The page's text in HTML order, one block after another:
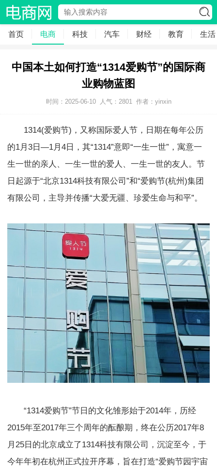
首页 电商 科技 汽车 财经 教育 生活
中国本土如何打造“1314爱购节”的国际商
业购物蓝图
时间：2025-06-10 人气： 2801 作者：yinxin
1314(爱购节)，又称国际爱人节，日期在每年公历
的1月3日—1月4日，其“1314”意即“一生一世”，寓意一
生一世的亲人、一生一世的爱人、一生一世的友人。节
日起源于“北京1314科技有限公司”和“爱购节(杭州)集团
有限公司，主导并传播“大爱无疆、珍爱生命与和平”。
“1314爱购节”节日的文化雏形始于2014年，历经
2015年至2017年三个周年的酝酿期，终在公历2017年8
月25日的北京成立了1314科技有限公司，沉淀至今，于
今年年初在杭州正式拉开序幕，旨在打造“爱购节园宇宙